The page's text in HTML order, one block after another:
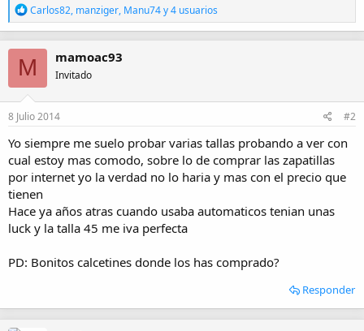
R
e
a
c
c
i
o
n
e
:
Carlos82, manziger, Manu74y 4 usuarios
M mamoac93
Invitado
8 Julio 2014 #2
Yo siempre me suelo probar varias tallas probando a ver con
cual estoy mas comodo, sobre lo de comprar las zapatillas
por internet yo la verdad no lo haria y mas con el precio que
tienen
Hace ya años atras cuando usaba automaticos tenian unas
luck y la talla 45 me iva perfecta
PD: Bonitos calcetines donde los has comprado?
Responder